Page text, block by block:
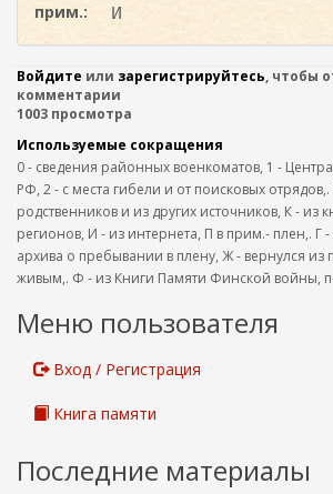
прим.:
И
Войдите или зарегистрируйтесь, чтобы
комментарии
1003 просмотра
Используемые сокращения
0 - сведения районных военкоматов, 1 -
РФ, 2 - с места гибели и от поисковых отрядов,.
родственников и из других источников, К - из
регионов, И - из интернета, П в прим.- плен,. Г
архива о пребывании в плену, Ж - вернулся из
живым,. Ф - из Книги Памяти Финской войны, п-
Меню пользователя
Вход / Регистрация
Книга памяти
Последние материалы